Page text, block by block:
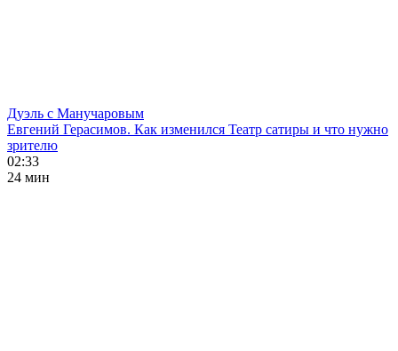
Дуэль с Манучаровым
Евгений Герасимов. Как изменился Театр сатиры и что нужно
зрителю
02:33
24 мин